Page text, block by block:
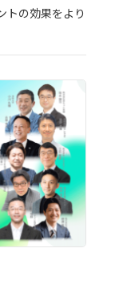
の効果をより